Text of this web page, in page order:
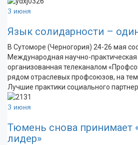
3 июня
Язык солидарности –
В Сутоморе (Черногория) 24-26 мая
Международная научно-
организованная телеканалом
рядом отраслевых профсоюзов, на
Лучшие практики социального
3 июня
Тюмень снова принимает
лидер»